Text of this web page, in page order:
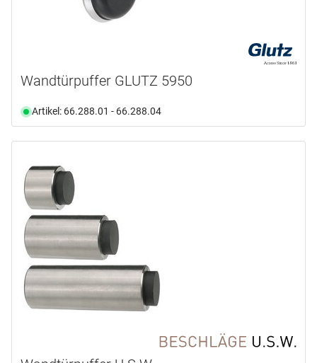
Wandtürpuffer GLUTZ 5950
Artikel: 66.288.01 - 66.288.04